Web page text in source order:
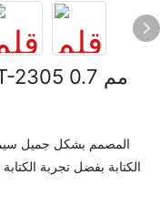
الكتابة بفضل تجربة